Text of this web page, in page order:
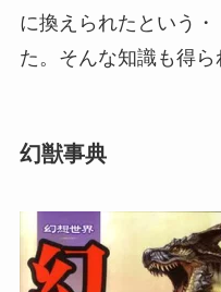
に換えられたという
た。そんな知識も得ら
幻獣事典